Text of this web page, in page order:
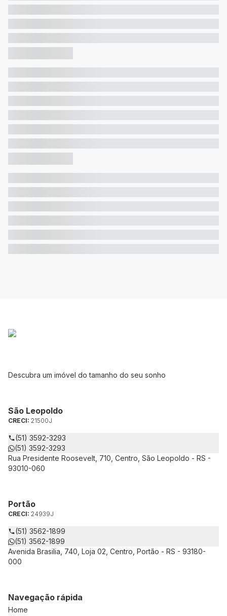
Descubra um imóvel do tamanho do seu sonho
São Leopoldo
CRECI: 21500J
(51) 3592-3293
(51) 3592-3293
Rua Presidente Roosevelt, 710, Centro, São Leopoldo - RS -
93010-060
Portão
CRECI: 24939J
(51) 3562-1899
(51) 3562-1899
Avenida Brasilia, 740, Loja 02, Centro, Portão - RS - 93180-
000
Navegação rápida
Home